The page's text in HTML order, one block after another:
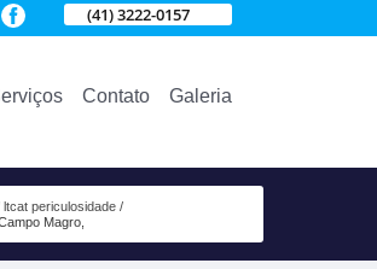
(41) 3222-0157
Contato Galeria
ltcat periculosidade
Magro,